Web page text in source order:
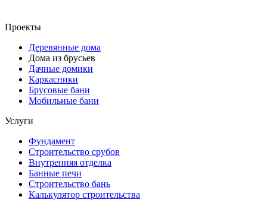
Проекты
Деревянные дома
Дома из брусьев
Дачные домики
Каркасники
Брусовые бани
Мобильные бани
Услуги
Фундамент
Строительство срубов
Внутренняя отделка
Банные печи
Строительство бань
Калькулятор строительства